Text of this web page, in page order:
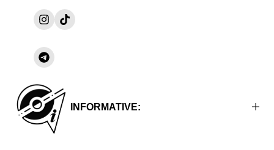
Instagram
TikTok
Condividi
su
INFORMATIVE: